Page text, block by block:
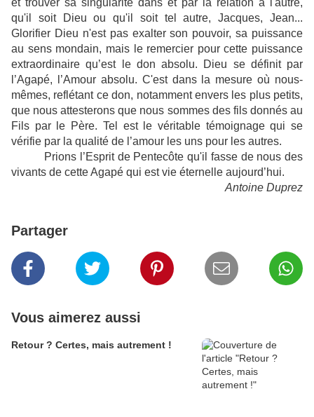
et trouver sa singularité dans et par la relation à l'autre,
qu'il soit Dieu ou qu'il soit tel autre, Jacques, Jean...
Glorifier Dieu n'est pas exalter son pouvoir, sa puissance
au sens mondain, mais le remercier pour cette puissance
extraordinaire qu’est le don absolu. Dieu se définit par
l’Agapé, l’Amour absolu. C'est dans la mesure où nous-
mêmes, reflétant ce don, notamment envers les plus petits,
que nous attesterons que nous sommes des fils donnés au
Fils par le Père. Tel est le véritable témoignage qui se
vérifie par la qualité de l’amour les uns pour les autres.
Prions l’Esprit de Pentecôte qu'il fasse de nous des
vivants de cette Agapé qui est vie éternelle aujourd’hui.
Antoine Duprez
Partager
Vous aimerez aussi
Retour ? Certes, mais autrement !